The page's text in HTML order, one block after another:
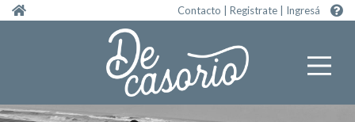
Pasar al contenido principal Contacto Registrate Ingresá